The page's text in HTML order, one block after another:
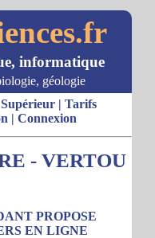
informatique
géologie
Supérieur| Tarifs
| Connexion
- VERTOU
PROPOSE
EN LIGNE